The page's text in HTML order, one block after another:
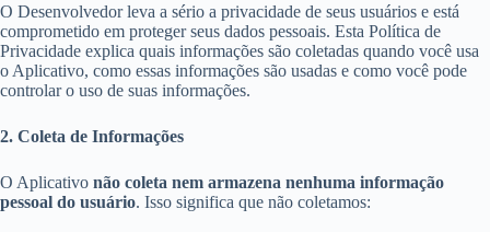
O Desenvolvedor leva a sério a privacidade de seus usuários e está
comprometido em proteger seus dados pessoais. Esta Política de
Privacidade explica quais informações são coletadas quando você usa
o Aplicativo, como essas informações são usadas e como você pode
controlar o uso de suas informações.
2. Coleta de Informações
O Aplicativo não coleta nem armazena nenhuma informação
pessoal do usuário. Isso significa que não coletamos: